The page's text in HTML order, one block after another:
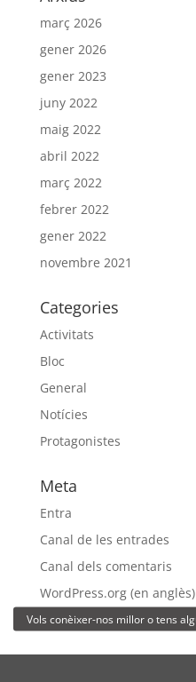
març 2026
gener 2026
gener 2023
juny 2022
maig 2022
abril 2022
març 2022
febrer 2022
gener 2022
novembre 2021
Categories
Activitats
Bloc
General
Notícies
Protagonistes
Meta
Entra
Canal de les entrades
Canal dels comentaris
WordPress.org (en anglès)